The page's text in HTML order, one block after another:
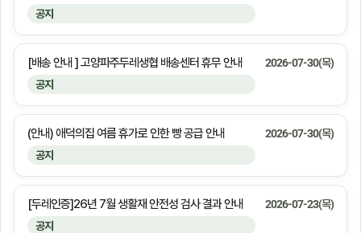
공지
공지
[배송 안내 ] 고양파주두레생협 배송센터 휴무 안내 2026-07-30(목)
공지
(안내) 애덕의집 여름 휴가로 인한 빵 공급 안내 2026-07-30(목)
공지
[두레인증]26년 7월 생활재 안전성 검사 결과 안내 2026-07-23(목)